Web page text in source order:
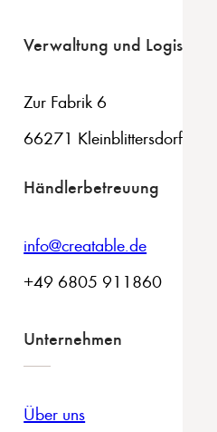
Verwaltung und Logistik
Zur Fabrik 6
66271 Kleinblittersdorf
Händlerbetreuung
info@creatable.de
+49 6805 911860
Unternehmen
Über uns